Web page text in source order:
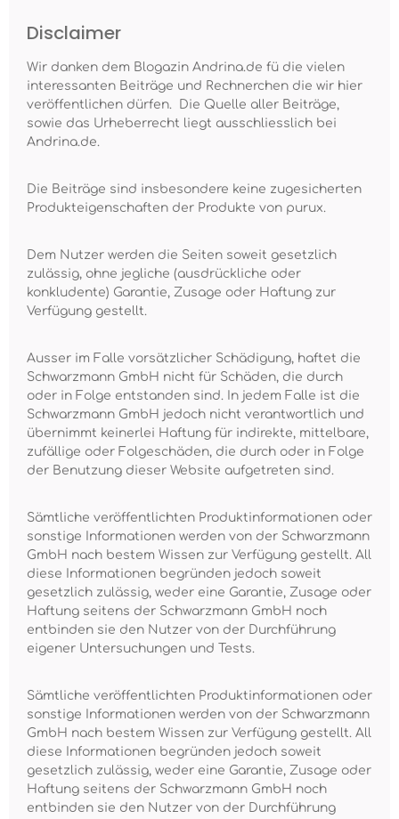
Disclaimer
Wir danken dem Blogazin Andrina.de fü die vielen
interessanten Beiträge und Rechnerchen die wir hier
veröffentlichen dürfen. Die Quelle aller Beiträge,
sowie das Urheberrecht liegt ausschliesslich bei
Andrina.de.
Die Beiträge sind insbesondere keine zugesicherten
Produkteigenschaften der Produkte von purux.
Dem Nutzer werden die Seiten soweit gesetzlich
zulässig, ohne jegliche (ausdrückliche oder
konkludente) Garantie, Zusage oder Haftung zur
Verfügung gestellt.
Ausser im Falle vorsätzlicher Schädigung, haftet die
Schwarzmann GmbH nicht für Schäden, die durch
oder in Folge entstanden sind. In jedem Falle ist die
Schwarzmann GmbH jedoch nicht verantwortlich und
übernimmt keinerlei Haftung für indirekte, mittelbare,
zufällige oder Folgeschäden, die durch oder in Folge
der Benutzung dieser Website aufgetreten sind.
Sämtliche veröffentlichten Produktinformationen oder
sonstige Informationen werden von der Schwarzmann
GmbH nach bestem Wissen zur Verfügung gestellt. All
diese Informationen begründen jedoch soweit
gesetzlich zulässig, weder eine Garantie, Zusage oder
Haftung seitens der Schwarzmann GmbH noch
entbinden sie den Nutzer von der Durchführung
eigener Untersuchungen und Tests.
Sämtliche veröffentlichten Produktinformationen oder
sonstige Informationen werden von der Schwarzmann
GmbH nach bestem Wissen zur Verfügung gestellt. All
diese Informationen begründen jedoch soweit
gesetzlich zulässig, weder eine Garantie, Zusage oder
Haftung seitens der Schwarzmann GmbH noch
entbinden sie den Nutzer von der Durchführung